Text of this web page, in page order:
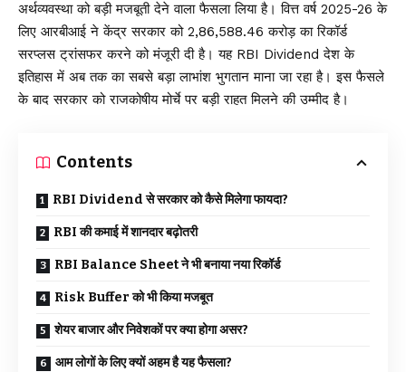
अर्थव्यवस्था को बड़ी मजबूती देने वाला फैसला लिया है। वित्त वर्ष 2025-26 के
लिए आरबीआई ने केंद्र सरकार को ₹2,86,588.46 करोड़ का रिकॉर्ड
सरप्लस ट्रांसफर करने को मंजूरी दी है। यह RBI Dividend देश के
इतिहास में अब तक का सबसे बड़ा लाभांश भुगतान माना जा रहा है। इस फैसले
के बाद सरकार को राजकोषीय मोर्चे पर बड़ी राहत मिलने की उम्मीद है।
Contents
RBI Dividend से सरकार को कैसे मिलेगा फायदा?
RBI की कमाई में शानदार बढ़ोतरी
RBI Balance Sheet ने भी बनाया नया रिकॉर्ड
Risk Buffer को भी किया मजबूत
शेयर बाजार और निवेशकों पर क्या होगा असर?
आम लोगों के लिए क्यों अहम है यह फैसला?